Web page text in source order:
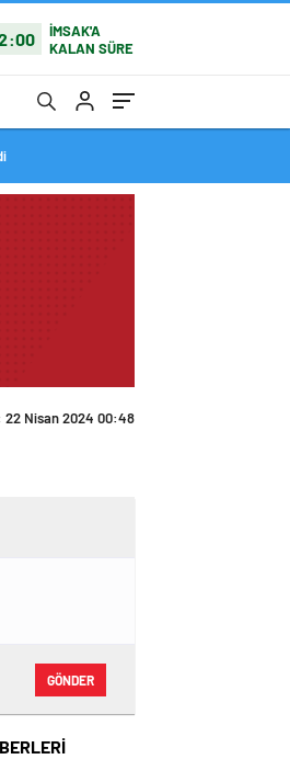
İMSAK'A
KALAN SÜRE
22 Nisan 2024 00:48
GÖNDER